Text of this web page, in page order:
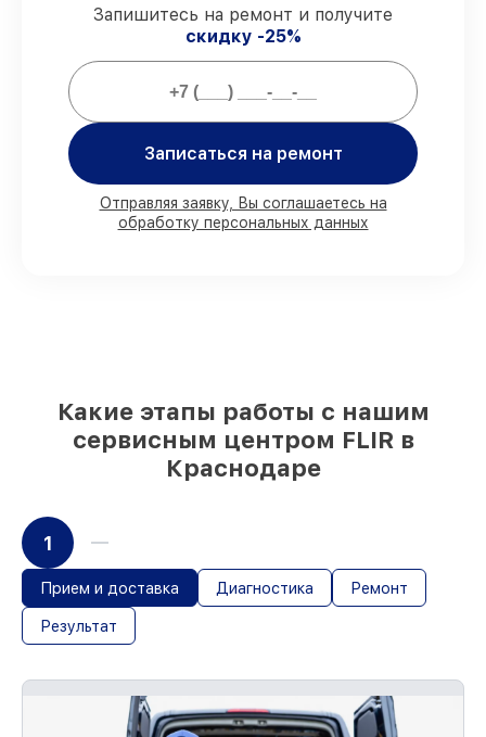
3 лет.
Мы гарантируем:
80%
присутствии
запчастей FLIR готовы к установке в
Краснодаре, остальные поступают
оперативно
Запишитесь на ремонт и получите
скидку -25%
Записаться на ремонт
Отправляя заявку, Вы соглашаетесь на
обработку персональных данных
Какие этапы работы с нашим
сервисным центром FLIR в
Краснодаре
1
Прием и доставка Диагностика Ремонт
Результат